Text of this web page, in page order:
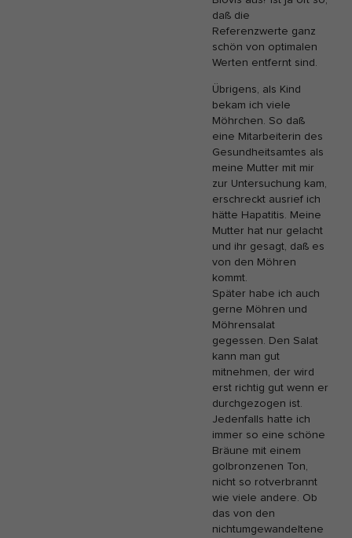
daß die
Referenzwerte ganz
schön von optimalen
Werten entfernt sind.
Übrigens, als Kind
bekam ich viele
Möhrchen. So daß
eine Mitarbeiterin des
Gesundheitsamtes als
meine Mutter mit mir
zur Untersuchung kam,
erschreckt ausrief ich
hätte Hapatitis. Meine
Mutter hat nur gelacht
und ihr gesagt, daß es
von den Möhren
kommt.
Später habe ich auch
gerne Möhren und
Möhrensalat
gegessen. Den Salat
kann man gut
mitnehmen, der wird
erst richtig gut wenn er
durchgezogen ist.
Jedenfalls hatte ich
immer so eine schöne
Bräune mit einem
golbronzenen Ton,
nicht so rotverbrannt
wie viele andere. Ob
das von den
nichtumgewandeltene